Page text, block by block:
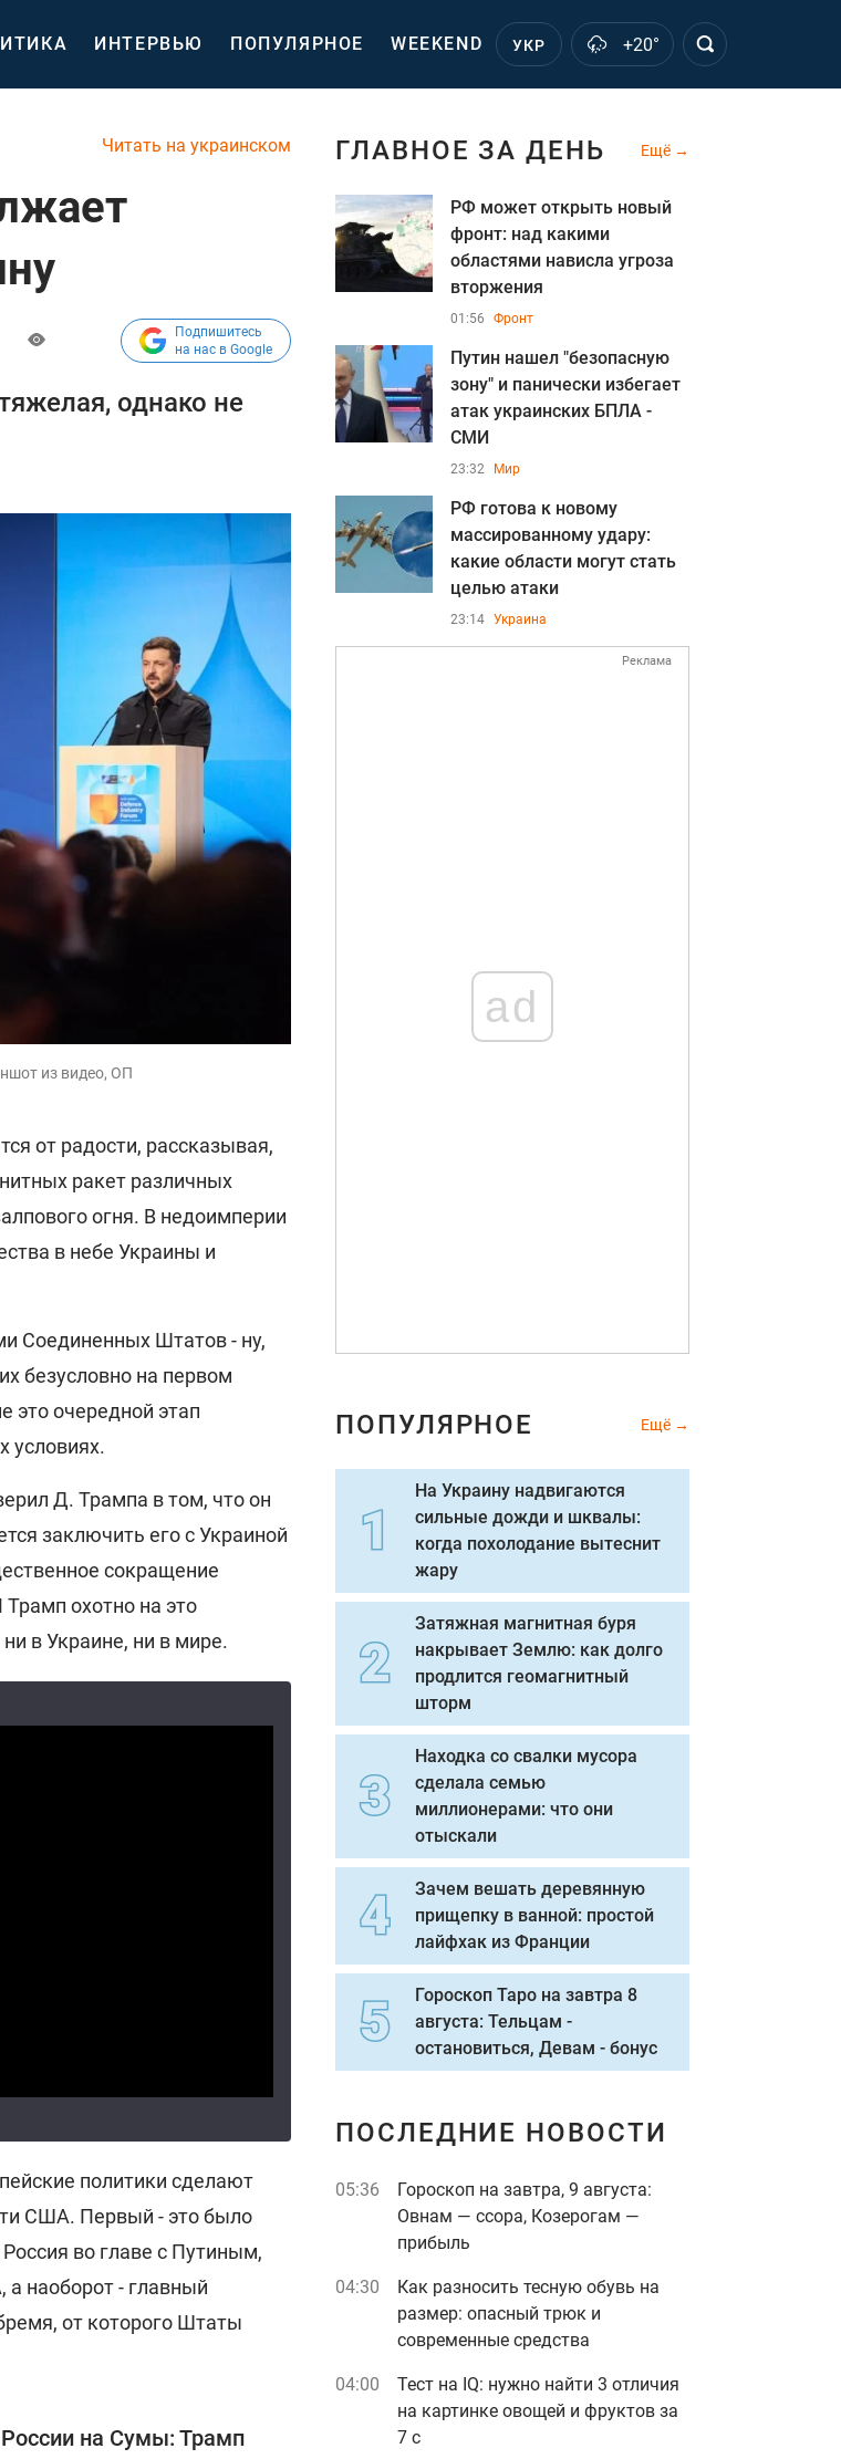
ИНТЕРВЬЮ ПОПУЛЯРНОЕ WEEKEND УКР +20°
Читать на украинском
Подпишитесь
на нас в Google
однако не
из видео, ОП
от радости, рассказывая,
ракет различных
огня. В недоимперии
в небе Украины и
Соединенных Штатов - ну,
безусловно на первом
это очередной этап
условиях.
Д. Трампа в том, что он
заключить его с Украиной
сокращение
охотно на это
в Украине, ни в мире.
политики сделают
США. Первый - это было
во главе с Путиным,
а наоборот - главный
от которого Штаты
России на Сумы: Трамп
ГЛАВНОЕ ЗА ДЕНЬ Ещё
РФ может открыть новый
фронт: над какими
областями нависла угроза
вторжения
01:56 Фронт
Путин нашел "безопасную
зону" и панически избегает
атак украинских БПЛА -
СМИ
23:32 Мир
РФ готова к новому
массированному удару:
какие области могут стать
целью атаки
23:14 Украина
Реклама
ad
ПОПУЛЯРНОЕ Ещё
На Украину надвигаются
сильные дожди и шквалы:
когда похолодание вытеснит
жару
Затяжная магнитная буря
накрывает Землю: как долго
продлится геомагнитный
шторм
Находка со свалки мусора
сделала семью
миллионерами: что они
отыскали
Зачем вешать деревянную
прищепку в ванной: простой
лайфхак из Франции
Гороскоп Таро на завтра 8
августа: Тельцам -
остановиться, Девам - бонус
ПОСЛЕДНИЕ НОВОСТИ
05:36
Гороскоп на завтра, 9 августа:
Овнам — ссора, Козерогам —
прибыль
04:30
Как разносить тесную обувь на
размер: опасный трюк и
современные средства
04:00
Тест на IQ: нужно найти 3 отличия
на картинке овощей и фруктов за
7 с